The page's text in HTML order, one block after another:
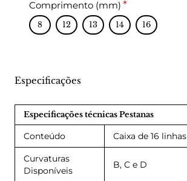
Comprimento (mm)
8 12 13 14 16
Especificações
Especificações técnicas Pestanas
Conteúdo Caixa de 16 linhas
Curvaturas
Disponíveis
B, C e D